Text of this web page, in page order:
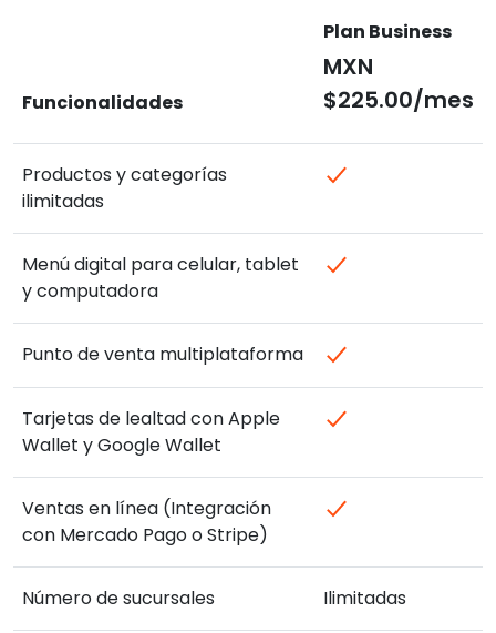
Funcionalidades
Plan Business
MXN
$225.00/mes
Productos y categorías
ilimitadas
Menú digital para celular, tablet
y computadora
Punto de venta multiplataforma
Tarjetas de lealtad con Apple
Wallet y Google Wallet
Ventas en línea (Integración
con Mercado Pago o Stripe)
Número de sucursales Ilimitadas